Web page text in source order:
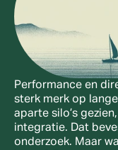
Performance en
sterk merk op
aparte silo’s
integratie. Dat
onderzoek. Maar